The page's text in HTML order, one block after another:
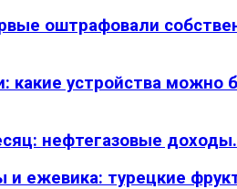
оштрафовали
какие устройства можно
нефтегазовые
и ежевика: турецкие